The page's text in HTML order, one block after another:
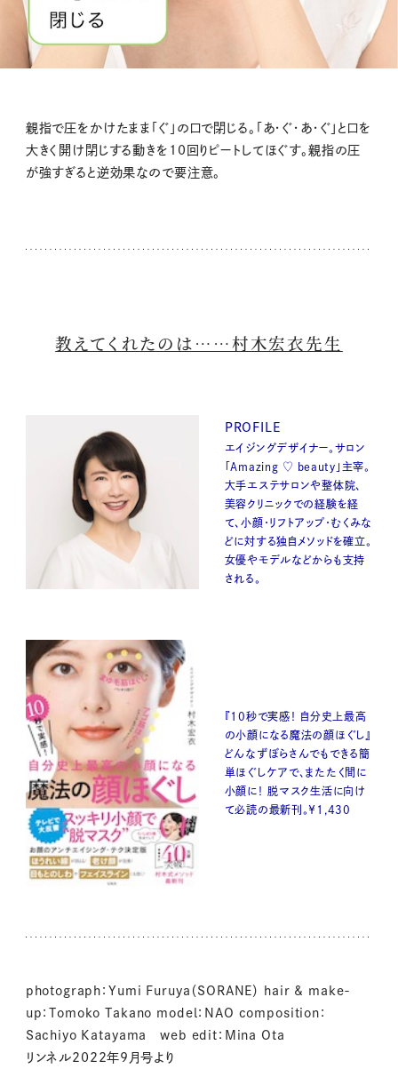
親指で圧をかけたまま「ぐ」の口で閉じる。「あ・ぐ・あ・ぐ」と口を
大きく開け閉じする動きを10回りピートしてほぐす。親指の圧
が強すぎると逆効果なので要注意。
教えてくれたのは……村木宏衣先生
PROFILE
エイジングデザイナー。サロン
「Amazing ♡ beauty」主宰。
大手エステサロンや整体院、
美容クリニックでの経験を経
て、小顔・リフトアップ・むくみな
どに対する独自メソッドを確立。
女優やモデルなどからも支持
される。
『10秒で実感！ 自分史上最高
の小顔になる魔法の顔ほぐし』
どんなずぼらさんでもできる簡
単ほぐしケアで、またたく間に
小顔に！ 脱マスク生活に向け
て必読の最新刊。￥1,430
photograph：Yumi Furuya（SORANE） hair & make-
up：Tomoko Takano model：NAO composition：
Sachiyo Katayama web edit：Mina Ota
リンネル2022年9月号より